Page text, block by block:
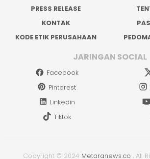
PRESS RELEASE
KONTAK
KODE ETIK PERUSAHAAN
JARINGAN SOCIAL
Facebook
Pinterest
Linkedin
Tiktok
Copyright © 2024 Metaranews.co . All